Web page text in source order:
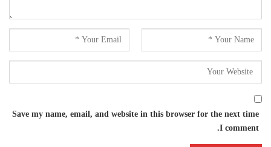
Save my name, email, and website in this browser for the next time
I comment.